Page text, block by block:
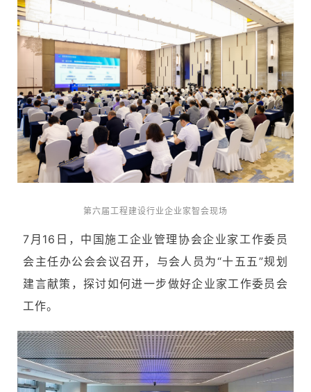
第六届工程建设行业企业家智会现场
7月16日，中国施工企业管理协会企业家工作委员
会主任办公会会议召开，与会人员为“十五五”规划
建言献策，探讨如何进一步做好企业家工作委员会
工作。